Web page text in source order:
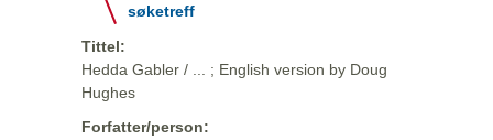
søketreff
Tittel:
Hedda Gabler / ... ; English version by Doug
Hughes
Forfatter/person: